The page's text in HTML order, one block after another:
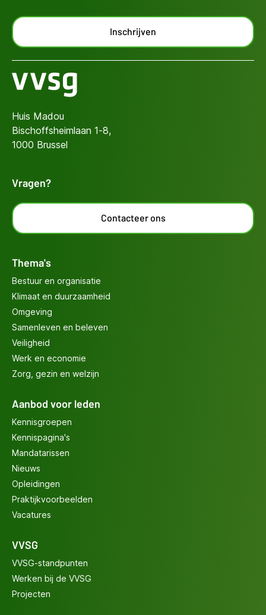
Inschrijven
Huis Madou
Bischoffsheimlaan 1-8,
1000 Brussel
Vragen?
Contacteer ons
Thema's
Bestuur en organisatie
Klimaat en duurzaamheid
Omgeving
Samenleven en beleven
Veiligheid
Werk en economie
Zorg, gezin en welzijn
Aanbod voor leden
Kennisgroepen
Kennispagina's
Mandatarissen
Nieuws
Opleidingen
Praktijkvoorbeelden
Vacatures
VVSG
VVSG-standpunten
Werken bij de VVSG
Projecten